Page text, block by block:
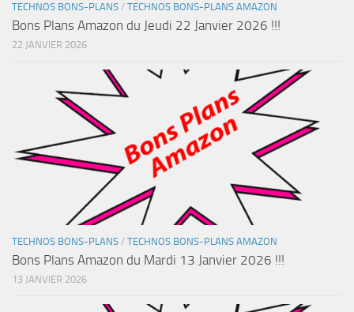
TECHNOS BONS-PLANS / TECHNOS BONS-PLANS AMAZON
Bons Plans Amazon du Jeudi 22 Janvier 2026 !!!
22 JANVIER 2026
TECHNOS BONS-PLANS / TECHNOS BONS-PLANS AMAZON
Bons Plans Amazon du Mardi 13 Janvier 2026 !!!
13 JANVIER 2026